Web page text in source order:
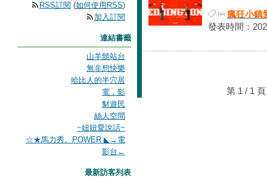
瘋狂小鎮
發表時間：
第 1 / 1
RSS訂閱 (如何使用RSS)
加入訂閱
連結書籤
山羊鬍站台
無非想快樂
哈比人的半穴居
電，影
豺遊民
絲人空間
~妞妞愛說話~
☆★馬力秀。POWER ◣→電
影台←
最新訪客列表